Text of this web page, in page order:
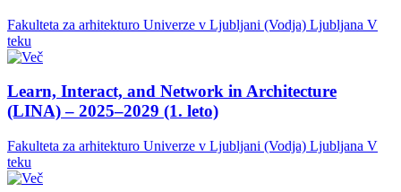
Fakulteta za arhitekturo Univerze v Ljubljani (Vodja) Ljubljana V
teku
Learn, Interact, and Network in Architecture
(LINA) – 2025–2029 (1. leto)
Fakulteta za arhitekturo Univerze v Ljubljani (Vodja) Ljubljana V
teku